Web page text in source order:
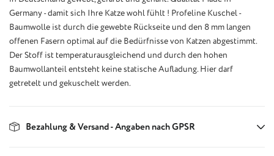
Germany - damit sich Ihre Katze wohl fühlt ! Profeline Kuschel -
Baumwolle ist durch die gewebte Rückseite und den 8 mm langen
offenen Fasern optimal auf die Bedürfnisse von Katzen abgestimmt.
Der Stoff ist temperaturausgleichend und durch den hohen
Baumwollanteil entsteht keine statische Aufladung. Hier darf
getretelt und gekuschelt werden.
Bezahlung & Versand - Angaben nach GPSR